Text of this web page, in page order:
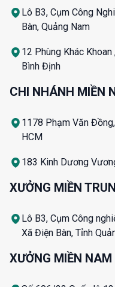
Lô B3, Cụm Công
Bàn, Quảng Nam
12 Phùng Khác Khoan
Bình Định
CHI NHÁNH MIỀN
1178 Phạm Văn
HCM
183 Kinh Dương
XƯỞNG MIỀN
Lô B3, Cụm Công
Xã Điện Bàn, Tỉnh
XƯỞNG MIỀN NAM